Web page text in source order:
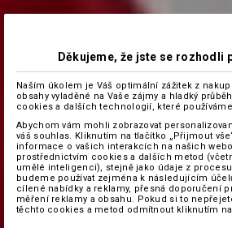
Děkujeme, že jste se rozhodli
Naším úkolem je Váš optimální zážitek z
obsahy vyladěné na Vaše zájmy a hladký
cookies a dalších technologií, které
Abychom vám mohli zobrazovat
váš souhlas. Kliknutím na tlačítko „Přijmout
informace o vašich interakcích na našich
prostřednictvím cookies a dalších metod
umělé inteligenci), stejně jako údaje z
budeme používat zejména k následujícím
cílené nabídky a reklamy, přesná doporučení
měření reklamy a obsahu. Pokud si to
těchto cookies a metod odmítnout kliknutím na